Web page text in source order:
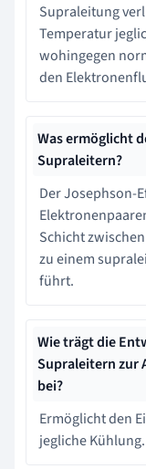
Supraleitung
Temperatur
wohingegen
den
Was ermöglicht
Supraleitern?
Der Josephson-
Schicht
zu einem
führt.
Wie trägt die
Supraleitern zur
bei?
Ermöglicht den
jegliche Kühlung.